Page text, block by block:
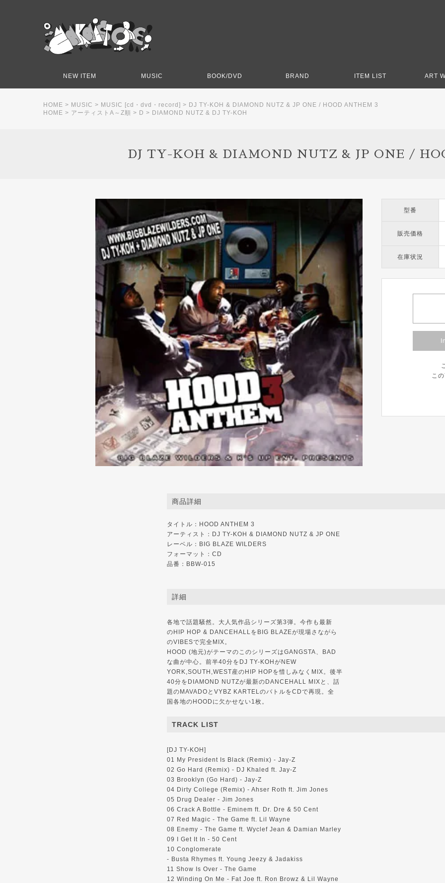
NEW ITEM MUSIC BOOK/DVD BRAND ITEM LIST ART
HOME > MUSIC > MUSIC [cd・dvd・record] > DJ TY-KOH & DIAMOND NUTZ & JP ONE / HOOD ANTHEM 3
HOME > アーティストA～Z順 > D > DIAMOND NUTZ & DJ TY-KOH
DJ TY-KOH & DIAMOND NUTZ & JP ONE /
商品詳細
タイトル：HOOD ANTHEM 3
アーティスト：DJ TY-KOH & DIAMOND NUTZ & JP ONE
レーベル： BIG BLAZE WILDERS
フォーマット：CD
品番：BBW-015
詳細
各地で話題騒然。大人気作品シリーズ第3弾。今作も最新
のHIP HOP & DANCEHALLをBIG BLAZEが現場さながら
のVIBESで完全MIX。
HOOD (地元)がテーマのこのシリーズはGANGSTA、BAD
な曲が中心。前半40分をDJ TY-KOHがNEW
YORK,SOUTH,WEST産のHIP HOPを惜しみなくMIX。後半
40分をDIAMOND NUTZが最新のDANCEHALL MIXと、話
題のMAVADOとVYBZ KARTELのバトルをCDで再現。全
国各地のHOODに欠かせない1枚。
TRACK LIST
[DJ TY-KOH]
01 My President Is Black (Remix) - Jay-Z
02 Go Hard (Remix) - DJ Khaled ft. Jay-Z
03 Brooklyn (Go Hard) - Jay-Z
04 Dirty College (Remix) - Ahser Roth ft. Jim Jones
05 Drug Dealer - Jim Jones
06 Crack A Bottle - Eminem ft. Dr. Dre & 50 Cent
07 Red Magic - The Game ft. Lil Wayne
08 Enemy - The Game ft. Wyclef Jean & Damian Marley
09 I Get It In - 50 Cent
10 Conglomerate
- Busta Rhymes ft. Young Jeezy & Jadakiss
11 Show Is Over - The Game
12 Winding On Me - Fat Joe ft. Ron Browz & Lil Wayne
型番
販売価格
在庫状況
こ